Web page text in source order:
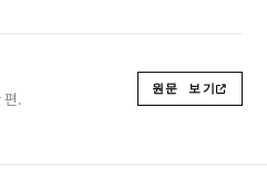
편.
원문 보기